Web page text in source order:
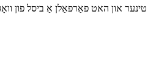
טינער און האט פאַרפאַלן אַ ביסל פון